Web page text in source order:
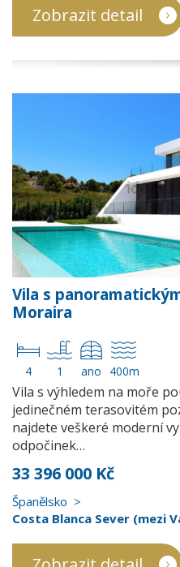
Zobrazit detail
Vila s
Moraira
4 1 ano 400m
Vila s výhledem na moře
jedinečném terasovitém
najdete veškeré moderní
odpočinek…
33 396 000 Kč
Španělsko
Costa Blanca Sever (mezi